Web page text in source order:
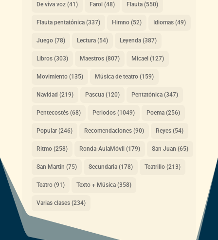
De viva voz(41) Farol(48) Flauta(550)
Flauta pentatónica(337) Himno(52) Idiomas(49)
Juego(78) Lectura(54) Leyenda(387)
Libros(303) Maestros(807) Micael(127)
Movimiento(135) Música de teatro(159)
Navidad (219) Pascua(120) Pentatónica(347)
Pentecostés(68) Periodos(1049) Poema(256)
Popular(246) Recomendaciones(90) Reyes(54)
Ritmo(258) Ronda-AulaMóvil(179) San Juan (65)
San Martín (75) Secundaria(178) Teatrillo(213)
Teatro(91) Texto + Música(358)
Varias clases(234)